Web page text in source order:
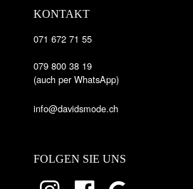
KONTAKT
071 672 71 55
079 800 38 19
(auch per WhatsApp)
info@davidsmode.ch
FOLGEN SIE UNS